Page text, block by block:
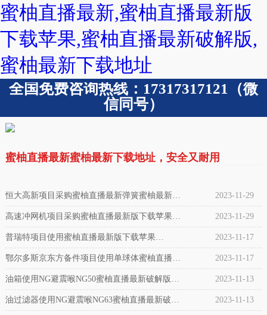
蜜柚直播最新,蜜柚直播最新版
下载苹果,蜜柚直播最新破解版,
蜜柚最新下载地址
全国免费咨询热线：17317317121（微
信同号）
蜜柚直播最新蜜柚最新下载地址，安全又耐用
恒大高新项目采购蜜柚直播最新弹簧蜜柚最新下
载地址ZTA-120合同案例
2023-11-29
高速冲网机项目采购蜜柚直播最新版下载苹果
SK115合同案例
2023-11-29
普瑞特项目使用蜜柚直播最新版下载苹果
SK209（HF130/142-2）304不锈钢法兰合同案例
2023-11-17
鄂尔多斯京东方备件项目使用单球体蜜柚直播最
新破解版DN50/DN40/DN32-1.6Mpa-NR+Q235合同
案例
2023-11-17
油箱使用NG避震喉NG50蜜柚直播最新破解版合
同案例
2023-11-13
油过滤器使用NG避震喉NG63蜜柚直播最新破解 2023-11-13